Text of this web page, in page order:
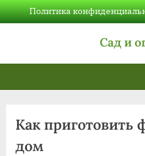
Skip
to
Политика
Сад и
Как приготовить
дом